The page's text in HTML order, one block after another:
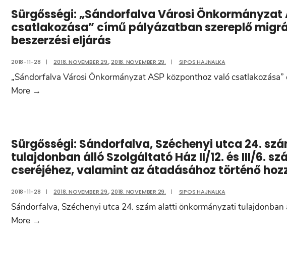
települési
együttműködés
kialakítása
Szentegyháza
Sürgősségi: „Sándorfalva Városi Önkormányzat
csatlakozása” című pályázatban szereplő
beszerzési eljárás
2018-11-28 | 2018. NOVEMBER 29.,2018. NOVEMBER 29. | SIPOS HAJNALKA
„Sándorfalva Városi Önkormányzat ASP központhoz való
More →
ASP
központhoz
való
pályázatban
Sürgősségi: Sándorfalva, Széchenyi utca 24.
tulajdonban álló Szolgáltató Ház II/12. és III/6.
cseréjéhez, valamint az átadásához történő
2018-11-28 | 2018. NOVEMBER 29.,2018. NOVEMBER 29. | SIPOS HAJNALKA
Sándorfalva, Széchenyi utca 24. szám alatti önkormányzati tulajdonban
More →